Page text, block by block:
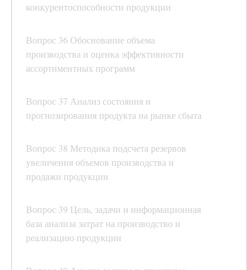
конкурентоспособности продукции
Вопрос 36 Обоснование объема
производства и оценка эффективности
ассортиментных программ
Вопрос 37 Анализ состояния и
прогнозирования продукта на рынке сбыта
Вопрос 38 Методика подсчета резервов
увеличения объемов производства и
продажи продукции
Вопрос 39 Цель, задачи и информационная
база анализа затрат на производство и
реализацию продукции